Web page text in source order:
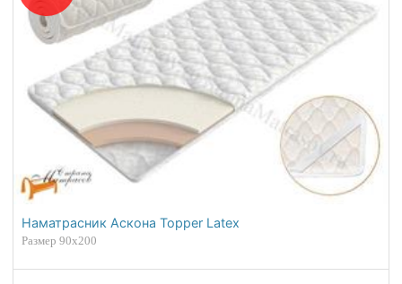
Наматрасник Аскона Topper Latex
Размер 90х200